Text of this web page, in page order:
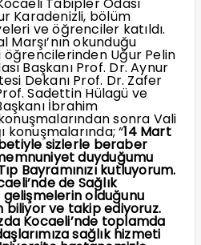
Karadenizli, bölüm
ve öğrenciler katıldı.
Marşı’nın okunduğu
öğrencilerinden Uğur Pelin
Başkanı Prof. Dr. Aynur
Dekanı Prof. Dr. Zafer
Sadettin Hülagü ve
İbrahim
sonra Vali
konuşmalarında; “14 Mart
sizlerle beraber
duyduğumu
Bayramınızı kutluyorum.
de Sağlık
olduğunu
biliyor ve takip ediyoruz.
Kocaeli’nde toplamda
sağlık hizmeti